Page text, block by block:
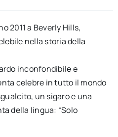
2011 a Beverly Hills,
nella storia della
inconfondibile e
celebre in tutto il mondo
un sigaro e una
della lingua: “Solo